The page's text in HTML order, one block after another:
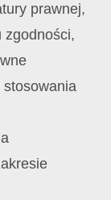
prawnej,
zgodności,